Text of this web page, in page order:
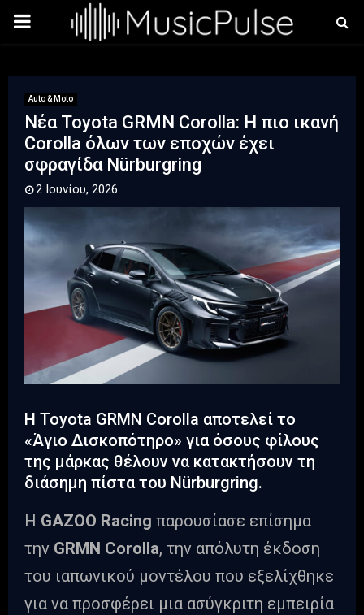
PRIMARY
Auto & Moto
Νέα Toyota GRMN Corolla: Η πιο ικανή
Corolla όλων των εποχών έχει
σφραγίδα Nürburgring
2 Ιουνίου, 2026
Η Toyota GRMN Corolla αποτελεί το
«Άγιο Δισκοπότηρο» για όσους φίλους
της μάρκας θέλουν να κατακτήσουν τη
διάσημη πίστα του Nürburgring.
Η GAZOO Racing παρουσίασε επίσημα
την GRMN Corolla, την απόλυτη έκδοση
του ιαπωνικού μοντέλου που εξελίχθηκε
για να προσφέρει μια ασύγκριτη εμπειρία